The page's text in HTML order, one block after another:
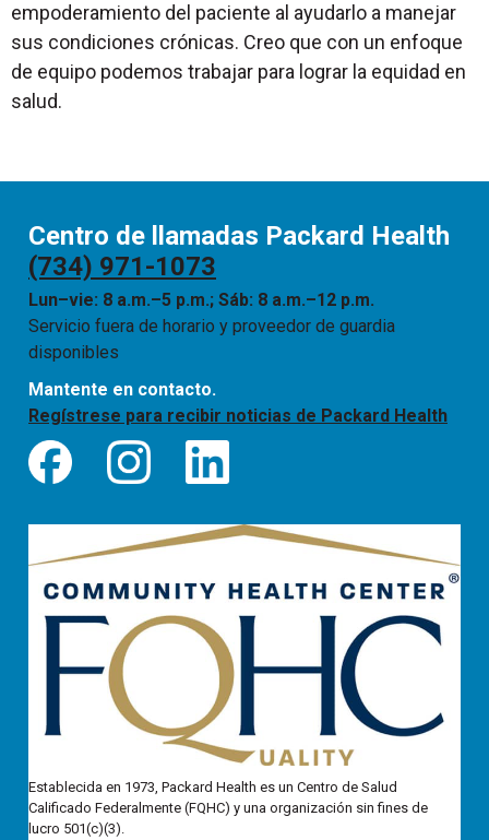
empoderamiento del paciente al ayudarlo a manejar
sus condiciones crónicas. Creo que con un enfoque
de equipo podemos trabajar para lograr la equidad en
salud.
Centro de llamadas Packard Health
(734) 971-1073
Lun–vie: 8 a.m.–5 p.m.; Sáb: 8 a.m.–12 p.m.
Servicio fuera de horario y proveedor de guardia
disponibles
Mantente en contacto.
Regístrese para recibir noticias de Packard Health
Establecida en 1973, Packard Health es un Centro de Salud
Calificado Federalmente (FQHC) y una organización sin fines de
lucro 501(c)(3).